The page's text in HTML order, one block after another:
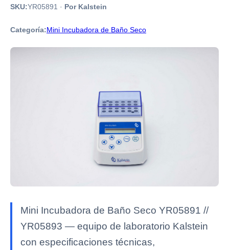
SKU:YR05891 · Por Kalstein
Categoría:Mini Incubadora de Baño Seco
Mini Incubadora de Baño Seco YR05891 //
YR05893 — equipo de laboratorio Kalstein
con especificaciones técnicas,